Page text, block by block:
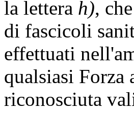
la lettera h),
di fascicoli
effettuati
qualsiasi Forza
riconosciuta